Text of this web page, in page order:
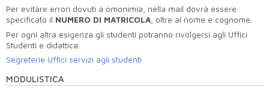
Per evitare errori dovuti a omonimia, nella mail dovrà essere
specificato il NUMERO DI MATRICOLA , oltre al nome e cognome.
Per ogni altra esigenza gli studenti potranno rivolgersi agli Uffici
Studenti e didattica.
Segreterie Uffici servizi agli studenti
MODULISTICA